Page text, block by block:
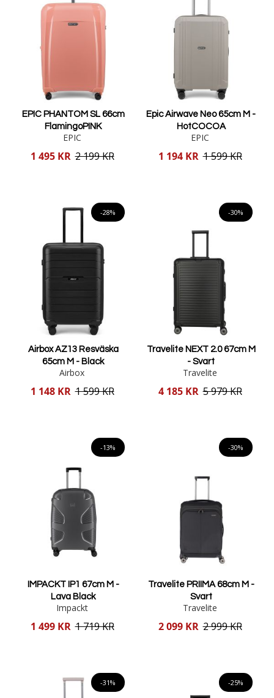
EPIC PHANTOM SL 66cm
FlamingoPINK
EPIC
Reducerat
1 495 KR 2 199 KR
Epic Airwave Neo 65cm M -
HotCOCOA
EPIC
Reducerat
1 194 KR 1 599 KR
-28%
Airbox AZ13 Resväska
65cm M - Black
Airbox
Reducerat
1 148 KR 1 599 KR
-30%
Travelite NEXT 2.0 67cm M
- Svart
Travelite
Reducerat
4 185 KR 5 979 KR
-13%
IMPACKT IP1 67cm M -
Lava Black
Impackt
Reducerat
1 499 KR 1 719 KR
-30%
Travelite PRIIMA 68cm M -
Svart
Travelite
Reducerat
2 099 KR 2 999 KR
-31% -25%